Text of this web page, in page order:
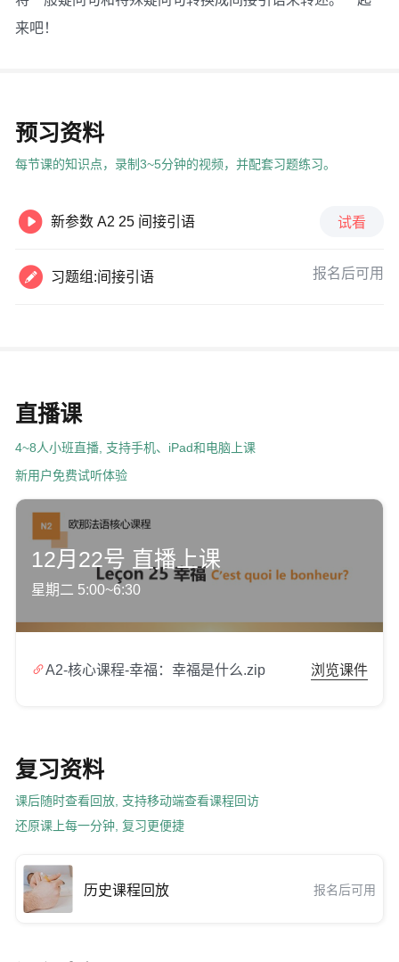
来吧！
预习资料
每节课的知识点，录制3~5分钟的视频，并配套习题练习。
 新参数 A2 25 间接引语 试看
 习题组:间接引语 报名后可用
直播课
4~8人小班直播, 支持手机、iPad和电脑上课
新用户免费试听体验
12月22号 直播上课
星期二 5:00~6:30
A2-核心课程-幸福：幸福是什么.zip 浏览课件
复习资料
课后随时查看回放, 支持移动端查看课程回访
还原课上每一分钟, 复习更便捷
历史课程回放 报名后可用